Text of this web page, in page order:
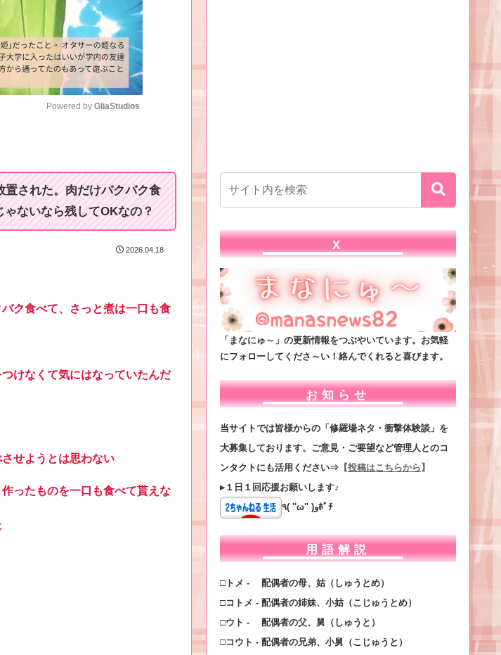
t
e
Powered by GliaStudios
された。肉だけバクバク食
ないなら残してOKなの？
2026.04.18
ク食べて、さっと煮は一口も食
けなくて気にはなっていたんだ
せようとは思わない
ったものを一口も食べて貰えな
X
「まなにゅ～」の更新情報をつぶやいています。お気軽
にフォローしてくださ～い！絡んでくれると喜びます。
お知らせ
当サイトでは皆様からの「修羅場ネタ・衝撃体験談」を
大募集しております。ご意見・ご要望など管理人とのコ
ンタクトにも活用ください⇒ 【投稿はこちらから 】
▸１日１回応援お願いします♪
٩( ''ω'' )وﾎﾟﾁ
用語解説
□トメ - 配偶者の母、姑（しゅうとめ）
□コトメ - 配偶者の姉妹、小姑（こじゅうとめ）
□ウト - 配偶者の父、舅（しゅうと）
□コウト - 配偶者の兄弟、小舅（こじゅうと）